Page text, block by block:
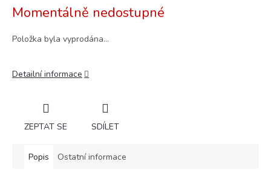
cena:
Momentálně nedostupné
Položka byla vyprodána…
Detailní informace
ZEPTAT SE SDÍLET
Popis Ostatní informace